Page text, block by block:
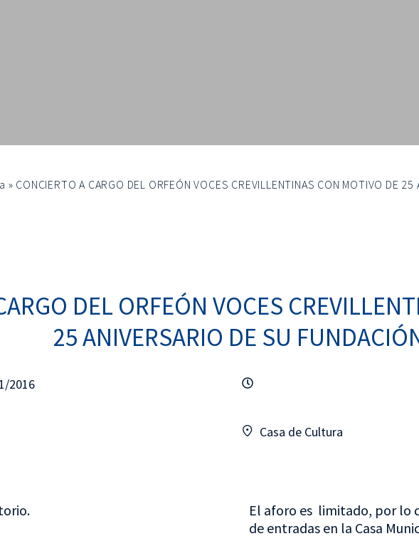
» CONCIERTO A CARGO DEL ORFEÓN VOCES CREVILLENTINAS CON MOTIVO DE 25
DEL ORFEÓN VOCES
25 ANIVERSARIO DE SU
2016
Casa de Cultura
El aforo es limitado, por lo
de entradas en la Casa